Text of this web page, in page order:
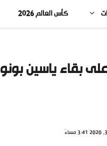
كأس العالم 2026
بقاء ياسين بونو